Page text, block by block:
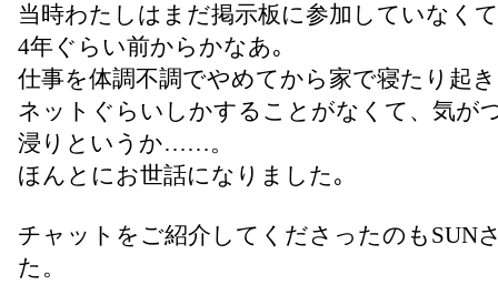
当時わたしはまだ掲示板に参加していなく
4年ぐらい前からかなあ｡
仕事を体調不調でやめてから家で寝たり起
ネットぐらいしかすることがなくて、気が
浸りというか……。
ほんとにお世話になりました｡
チャットをご紹介してくださったのもSUN
た。